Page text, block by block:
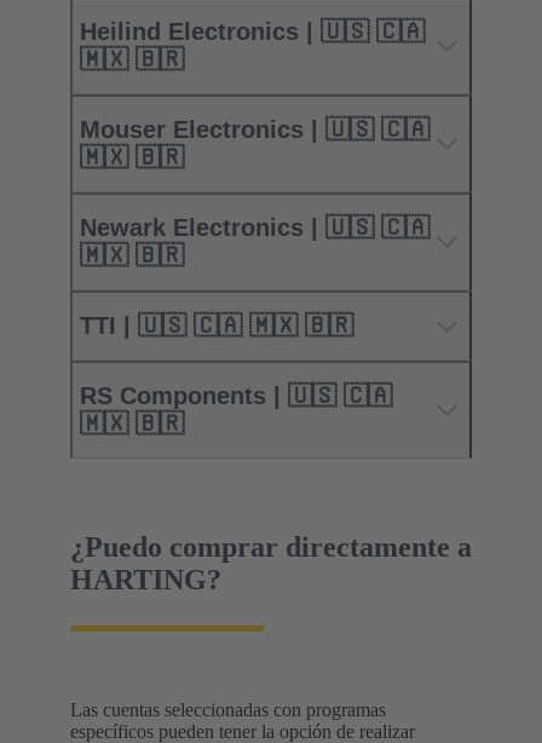
Heilind Electronics | 🇺🇸 🇨🇦
🇲🇽 🇧🇷
Mouser Electronics | 🇺🇸 🇨🇦
🇲🇽 🇧🇷
Newark Electronics | 🇺🇸 🇨🇦
🇲🇽 🇧🇷
TTI | 🇺🇸 🇨🇦 🇲🇽 🇧🇷
RS Components | 🇺🇸 🇨🇦
🇲🇽 🇧🇷
¿Puedo comprar directamente a
HARTING?
Las cuentas seleccionadas con programas
específicos pueden tener la opción de realizar